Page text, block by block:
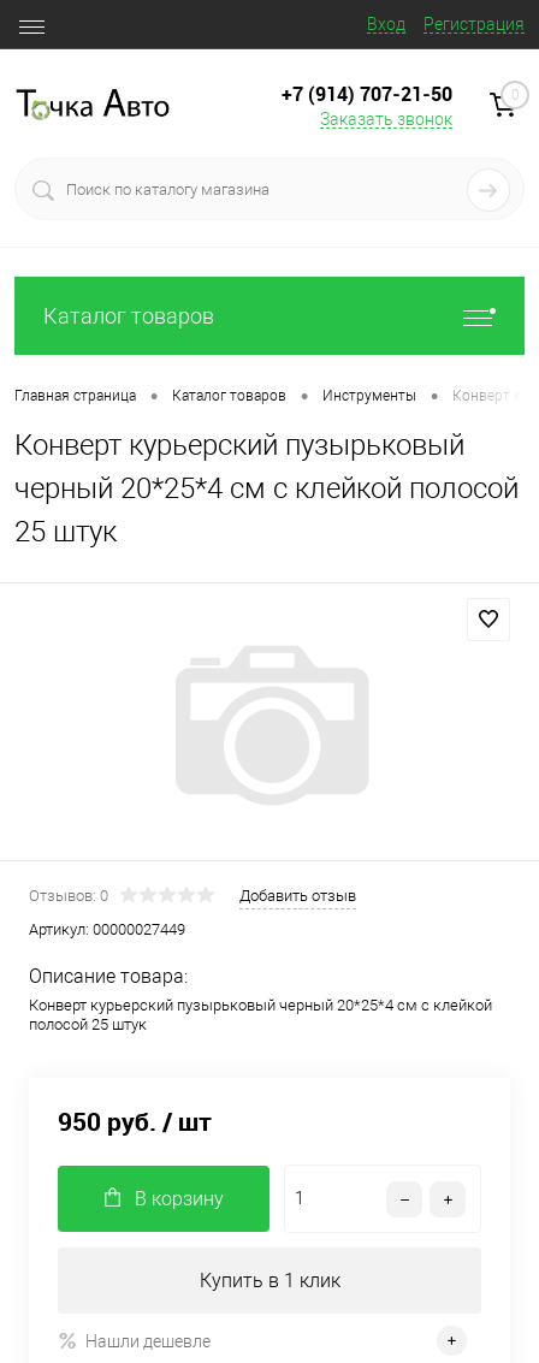
Вход Регистрация
+7 (914) 707‒21‒50
Заказать звонок
0
Каталог товаров
Главная страница • Каталог товаров • Инструменты • Конверт
Конверт курьерский пузырьковый
черный 20*25*4 см с клейкой полосой
25 штук
Отзывов: 0
Добавить отзыв
Артикул: 00000027449
Описание товара:
Конверт курьерский пузырьковый черный 20*25*4 см с клейкой
полосой 25 штук
950 руб. / шт
В корзину
Купить в 1 клик
Нашли дешевле